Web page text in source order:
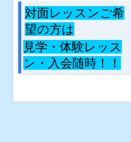
対面レッスンご希
望の方は
見学・体験レッス
ン・入会随時！！